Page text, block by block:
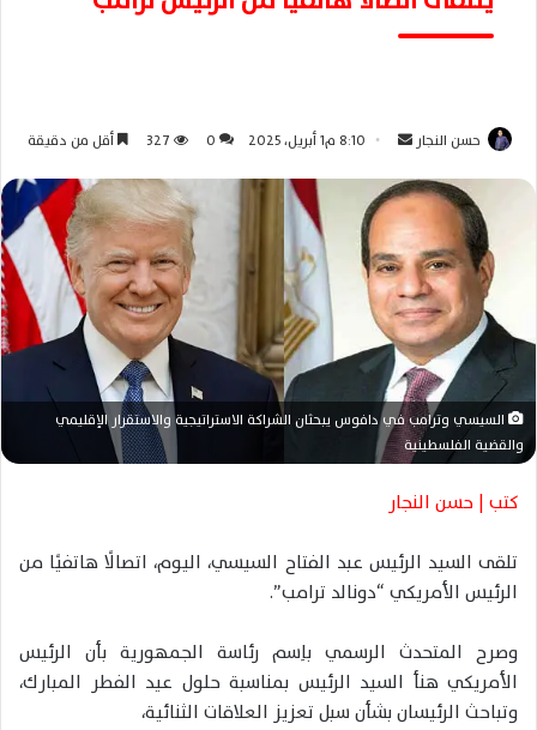
حسن النجار
س
ل
ب
ر
ي
د
ا
إ
ل
ك
ر
ن
ي
8:10 م1 أبريل، 2025 0
327 أقل من دقيقة
السيسي وترامب في دافوس يبحثان الشراكة الاستراتيجية والاستقرار الإقليمي
والقضية الفلسطينية
كتب | حسن النجار
تلقى السيد الرئيس عبد الفتاح السيسي، اليوم، اتصالًا هاتفيًا من
الرئيس الأمريكي “دونالد ترامب”.
وصرح المتحدث الرسمي باِسم رئاسة الجمهورية بأن الرئيس
الأمريكي هنأ السيد الرئيس بمناسبة حلول عيد الفطر المبارك،
وتباحث الرئيسان بشأن سبل تعزيز العلاقات الثنائية،